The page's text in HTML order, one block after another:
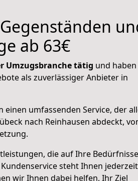
ab 63€
Umzugsbranche tätig und
als zuverlässiger Anbieter in
einen umfassenden Service, der
nach Reinhausen abdeckt,
die auf Ihre Bedürfnisse
steht Ihnen
wir Ihnen dabei helfen, Ihr Ziel